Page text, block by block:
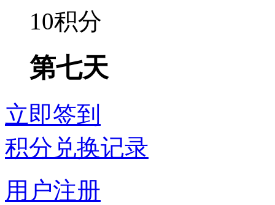
10积分
第七天
立即签到
积分兑换记录
用户注册